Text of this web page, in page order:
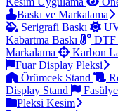
Baskı ve Markalama
Serigrafi Baskı
Kabartma Baskı
DTF
Markalama
Karbon
Fuar Display Pleksi
Örümcek Stand
Display Stand
Pleksi Kesim